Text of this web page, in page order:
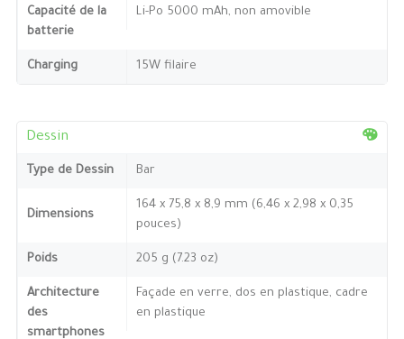
Capacité de la
batterie
Li-Po 5000 mAh, non amovible
Charging 15W filaire
Dessin
Type de Dessin Bar
Dimensions
164 x 75,8 x 8,9 mm (6,46 x 2,98 x 0,35
pouces)
Poids 205 g (7.23 oz)
Architecture
des
smartphones
Façade en verre, dos en plastique, cadre
en plastique